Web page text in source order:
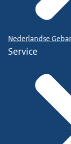
Nederlandse
Service